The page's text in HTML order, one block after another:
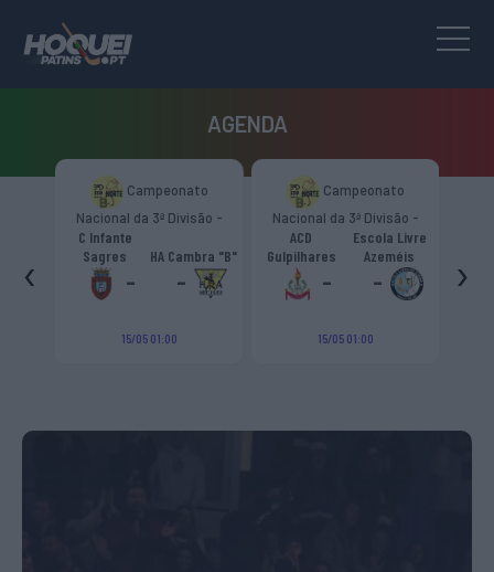
AGENDA
Campeonato
Nacional da 3ª Divisão -
Zona Norte “B”
C Infante
Sagres
-
HA Cambra "B"
-
15/05 01:00
Campeonato
Nacional da 3ª Divisão -
Zona Norte “B”
ACD
Gulpilhares
-
Escola Livre
Azeméis
-
15/05 01:00
‹ ›